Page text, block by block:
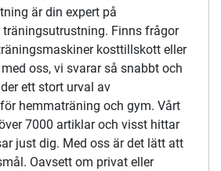
är din expert på
Finns frågor
kosttillskott eller
oss, vi svarar så snabbt och
ett stort urval av
hemmaträning och gym. Vårt
7000 artiklar och visst hittar
just dig. Med oss är det lätt att
Oavsett om privat eller